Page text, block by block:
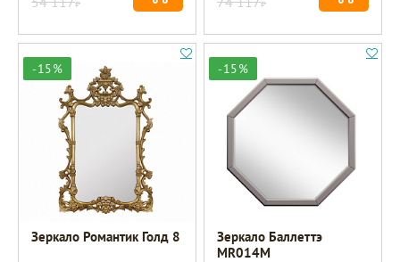
-15%
Зеркало Романтик Голд 8
-15%
Зеркало Баллеттэ
MR014M